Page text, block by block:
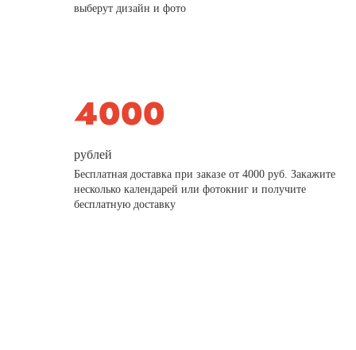
выберут дизайн и фото
рублей
Бесплатная доставка при заказе от 4000 руб. Закажите
несколько календарей или фотокниг и получите
бесплатную доставку